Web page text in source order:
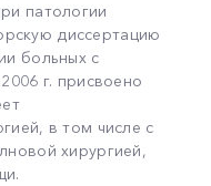
патологии
диссертацию
больных с
г. присвоено
в том числе с
хирургией,